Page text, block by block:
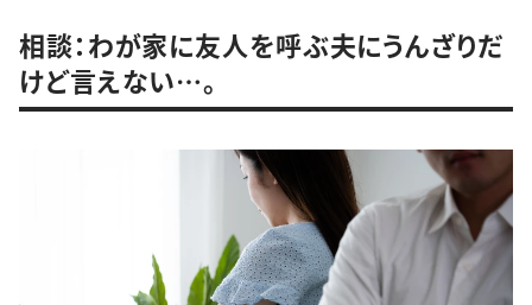
相談：わが家に友人を呼ぶ夫にうんざりだ
けど言えない…。